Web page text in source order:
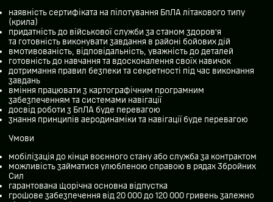
наявність сертифіката на пілотування БпЛА літакового типу
(крила)
придатність до військової служби за станом здоров’я
та готовність виконувати завдання в районі бойових дій
вмотивованість, відповідальність, уважність до деталей
готовність до навчання та вдосконалення своїх навичок
дотримання правил безпеки та секретності під час виконання
завдань
вміння працювати з картографічним програмним
забезпеченням та системами навігації
досвід роботи з БпЛА буде перевагою
знання принципів аеродинаміки та навігації буде перевагою
Умови
мобілізація до кінця воєнного стану або служба за контрактом
можливість займатися улюбленою справою в рядах Збройних
Сил
гарантована щорічна основна відпустка
грошове забезпечення від 20 000 до 120 000 гривень залежно